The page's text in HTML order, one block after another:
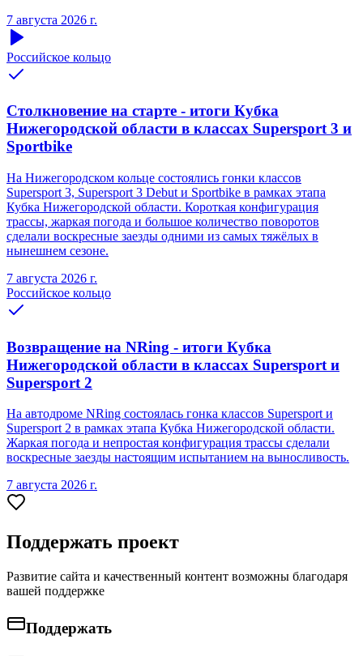
7 августа 2026 г.
Российское кольцо
Столкновение на старте - итоги Кубка
Нижегородской области в классах Supersport 3 и
Sportbike
На Нижегородском кольце состоялись гонки классов
Supersport 3, Supersport 3 Debut и Sportbike в рамках этапа
Кубка Нижегородской области. Короткая конфигурация
трассы, жаркая погода и большое количество поворотов
сделали воскресные заезды одними из самых тяжёлых в
нынешнем сезоне.
7 августа 2026 г.
Российское кольцо
Возвращение на NRing - итоги Кубка
Нижегородской области в классах Supersport и
Supersport 2
На автодроме NRing состоялась гонка классов Supersport и
Supersport 2 в рамках этапа Кубка Нижегородской области.
Жаркая погода и непростая конфигурация трассы сделали
воскресные заезды настоящим испытанием на выносливость.
7 августа 2026 г.
Поддержать проект
Развитие сайта и качественный контент возможны благодаря
вашей поддержке
Поддержать